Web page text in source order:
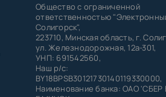
Общество с ограниченной
ответственностью
Солигорск",
223710, Минская область, г.
ул. Железнодорожная, 12а-301,
УНП: 691542560,
Наш р/с:
BY18BPSB30121730140119330000,
Наименование банка: ОАО 'СБЕР